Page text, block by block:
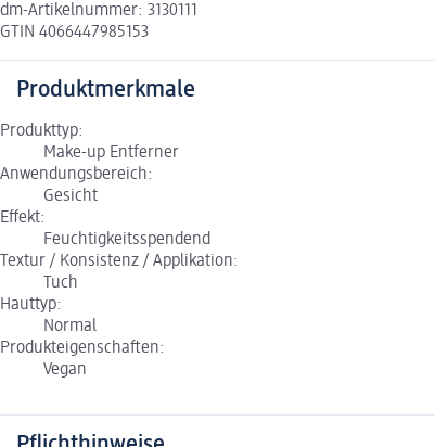
dm-Artikelnummer: 3130111
GTIN 4066447985153
Produktmerkmale
Produkttyp:
Make-up Entferner
Anwendungsbereich:
Gesicht
Effekt:
Feuchtigkeitsspendend
Textur / Konsistenz / Applikation:
Tuch
Hauttyp:
Normal
Produkteigenschaften:
Vegan